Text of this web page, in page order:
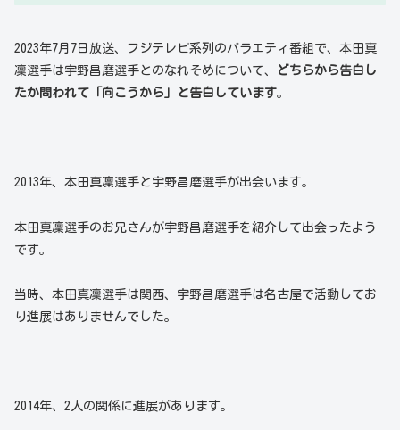
2023年7月7日放送、フジテレビ系列のバラエティ番組で、本田真
凜選手は宇野昌磨選手とのなれそめについて、
どちらから告白し
たか問われて「向こうから」と告白しています。
2013年、本田真凜選手と宇野昌磨選手が出会います。
本田真凜選手のお兄さんが宇野昌磨選手を紹介して出会ったよう
です。
当時、本田真凜選手は関西、宇野昌磨選手は名古屋で活動してお
り進展はありませんでした。
2014年、2人の関係に進展があります。